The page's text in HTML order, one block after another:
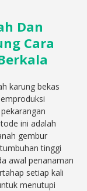
Dan
Cara
karung bekas
ini adalah
gembur
tinggi
awal penanaman
setiap kali
menutupi